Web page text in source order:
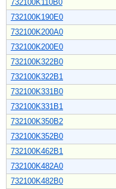
732100K110B0
732100K190E0
732100K200A0
732100K200E0
732100K322B0
732100K322B1
732100K331B0
732100K331B1
732100K350B2
732100K352B0
732100K462B1
732100K482A0
732100K482B0